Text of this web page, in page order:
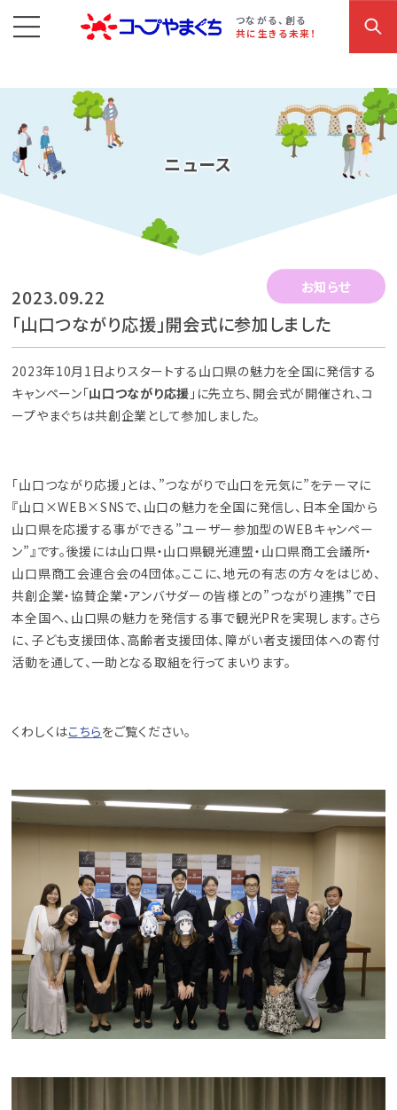
つながる、創る
共に生きる未来！
コープやまぐち お買い物・サービス こだわり商品 参加・イベント情報
ニュース
2023.09.22
「山口つながり応援」開会式に参加しました
お知らせ
2023年10月1日よりスタートする山口県の魅力を全国に発信する
キャンペーン「山口つながり応援 」に先立ち、開会式が開催され、コ
ープやまぐちは共創企業として参加しました。
「山口つながり応援」とは、”つながりで山口を元気に”をテーマに
『山口×WEB×SNSで、山口の魅力を全国に発信し、日本全国から
山口県を応援する事ができる”ユーザー参加型のWEBキャンペー
ン”』です。後援には山口県・山口県観光連盟・山口県商工会議所・
山口県商工会連合会の4団体。ここに、地元の有志の方々をはじめ、
共創企業・協賛企業・アンバサダーの皆様との”つながり連携”で日
本全国へ、山口県の魅力を発信する事で観光PRを実現します。さら
に、子ども支援団体、高齢者支援団体、障がい者支援団体への寄付
活動を通して、一助となる取組を行ってまいります。
くわしくはこちらをご覧ください。